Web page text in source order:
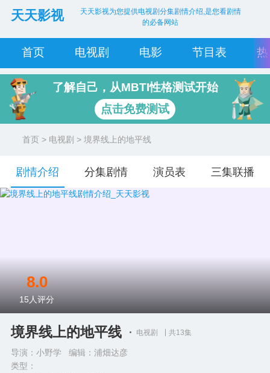
天天影视
天天影视为您提供电视剧分集剧情介绍,是您看剧情
的必备网站
首页 电视剧 电影 节目表
了解自己，从MBTI性格测试开始
点击免费测试
首页 > 电视剧 > 境界线上的地平线
剧情介绍 分集剧情 演员表 三集联播
境界线上的地平线 电视剧 共13集
导演：小野学 编辑：浦畑达彦
类型：
8.0
15 人评分